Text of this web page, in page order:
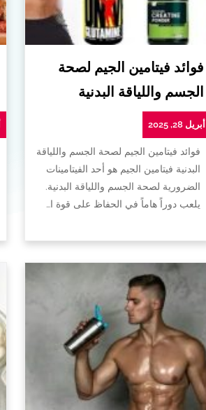
فوائد فيتامين الجيم لصحة
الجسم واللياقة البدنية
أبريل 28, 2025
فوائد فيتامين الجيم لصحة الجسم واللياقة
البدنية فيتامين الجيم هو أحد الفيتامينات
الضرورية لصحة الجسم واللياقة البدنية.
يلعب دوراً هاماً في الحفاظ على قوة ا…